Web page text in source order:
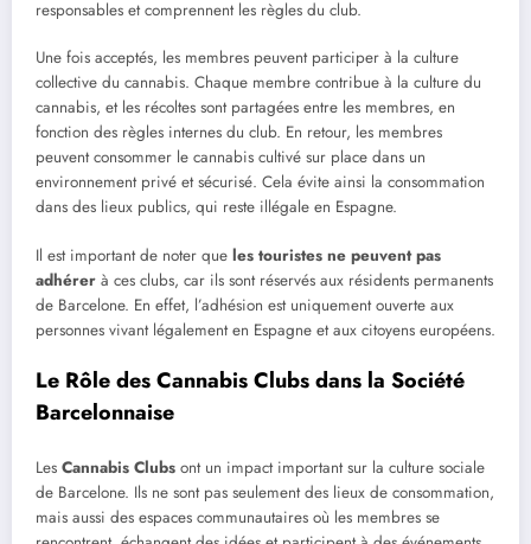
responsables et comprennent les règles du club.
Une fois acceptés, les membres peuvent participer à la culture
collective du cannabis. Chaque membre contribue à la culture du
cannabis, et les récoltes sont partagées entre les membres, en
fonction des règles internes du club. En retour, les membres
peuvent consommer le cannabis cultivé sur place dans un
environnement privé et sécurisé. Cela évite ainsi la consommation
dans des lieux publics, qui reste illégale en Espagne.
Il est important de noter que les touristes ne peuvent pas
adhérer à ces clubs, car ils sont réservés aux résidents permanents
de Barcelone. En effet, l’adhésion est uniquement ouverte aux
personnes vivant légalement en Espagne et aux citoyens européens.
Le Rôle des Cannabis Clubs dans la Société
Barcelonnaise
Les Cannabis Clubs ont un impact important sur la culture sociale
de Barcelone. Ils ne sont pas seulement des lieux de consommation,
mais aussi des espaces communautaires où les membres se